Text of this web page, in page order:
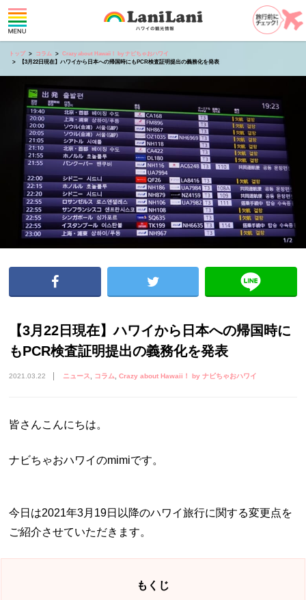
トップ コラム
Crazy about Hawaii！ by ナビちゃおハワイ
【3月22日現在】ハワイから日本への帰国時にもPCR検査証明提出の義務化を発表
【3月22日現在】ハワイから日本への帰国時に
もPCR検査証明提出の義務化を発表
2021.03.22 ニュース コラム Crazy about Hawaii！ by ナビちゃおハワイ
皆さんこんにちは。
ナビちゃおハワイのmimiです。
今日は2021年3月19日以降のハワイ旅行に関する変更点を
ご紹介させていただきます。
もくじ